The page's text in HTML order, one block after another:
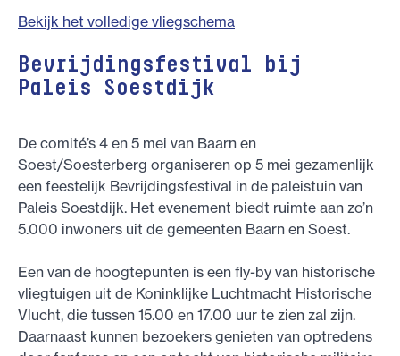
Bekijk het volledige vliegschema
Bevrijdingsfestival bij
Paleis Soestdijk
De comité’s 4 en 5 mei van Baarn en
Soest/Soesterberg organiseren op 5 mei gezamenlijk
een feestelijk Bevrijdingsfestival in de paleistuin van
Paleis Soestdijk. Het evenement biedt ruimte aan zo’n
5.000 inwoners uit de gemeenten Baarn en Soest.
Een van de hoogtepunten is een fly-by van historische
vliegtuigen uit de Koninklijke Luchtmacht Historische
Vlucht, die tussen 15.00 en 17.00 uur te zien zal zijn.
Daarnaast kunnen bezoekers genieten van optredens